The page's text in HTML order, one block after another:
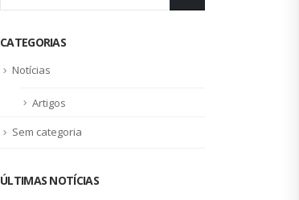
CATEGORIAS
Notícias
Artigos
Sem categoria
ÚLTIMAS NOTÍCIAS